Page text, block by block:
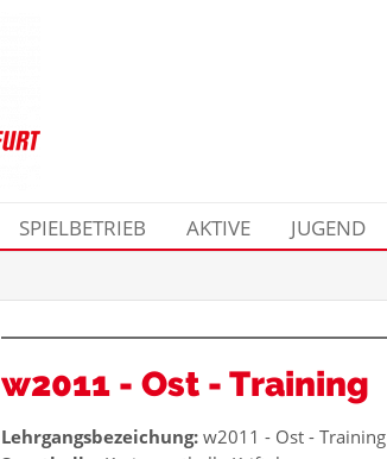
SPIELBETRIEB AKTIVE JUGEND
w2011 - Ost - Training
Lehrgangsbezeichung: w2011 - Ost - Training